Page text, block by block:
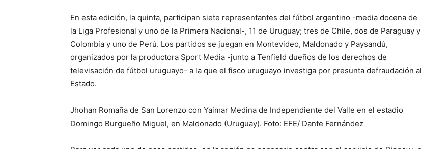
En esta edición, la quinta, participan siete representantes del fútbol argentino -media docena de
la Liga Profesional y uno de la Primera Nacional-, 11 de Uruguay; tres de Chile, dos de Paraguay y
Colombia y uno de Perú. Los partidos se juegan en Montevideo, Maldonado y Paysandú,
organizados por la productora Sport Media -junto a Tenfield dueños de los derechos de
televisación de fútbol uruguayo- a la que el fisco uruguayo investiga por presunta defraudación al
Estado.
Jhohan Romaña de San Lorenzo con Yaimar Medina de Independiente del Valle en el estadio
Domingo Burgueño Miguel, en Maldonado (Uruguay). Foto: EFE/ Dante Fernández